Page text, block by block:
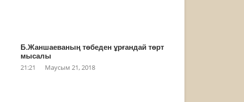
Б.Жаншаеваның төбеден ұрғандай төрт
мысалы
21:21 Маусым 21, 2018